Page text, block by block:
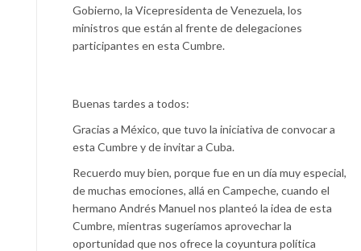
Gobierno, la Vicepresidenta de Venezuela, los
ministros que están al frente de delegaciones
participantes en esta Cumbre.
Buenas tardes a todos:
Gracias a México, que tuvo la iniciativa de convocar a
esta Cumbre y de invitar a Cuba.
Recuerdo muy bien, porque fue en un día muy especial,
de muchas emociones, allá en Campeche, cuando el
hermano Andrés Manuel nos planteó la idea de esta
Cumbre, mientras sugeríamos aprovechar la
oportunidad que nos ofrece la coyuntura política